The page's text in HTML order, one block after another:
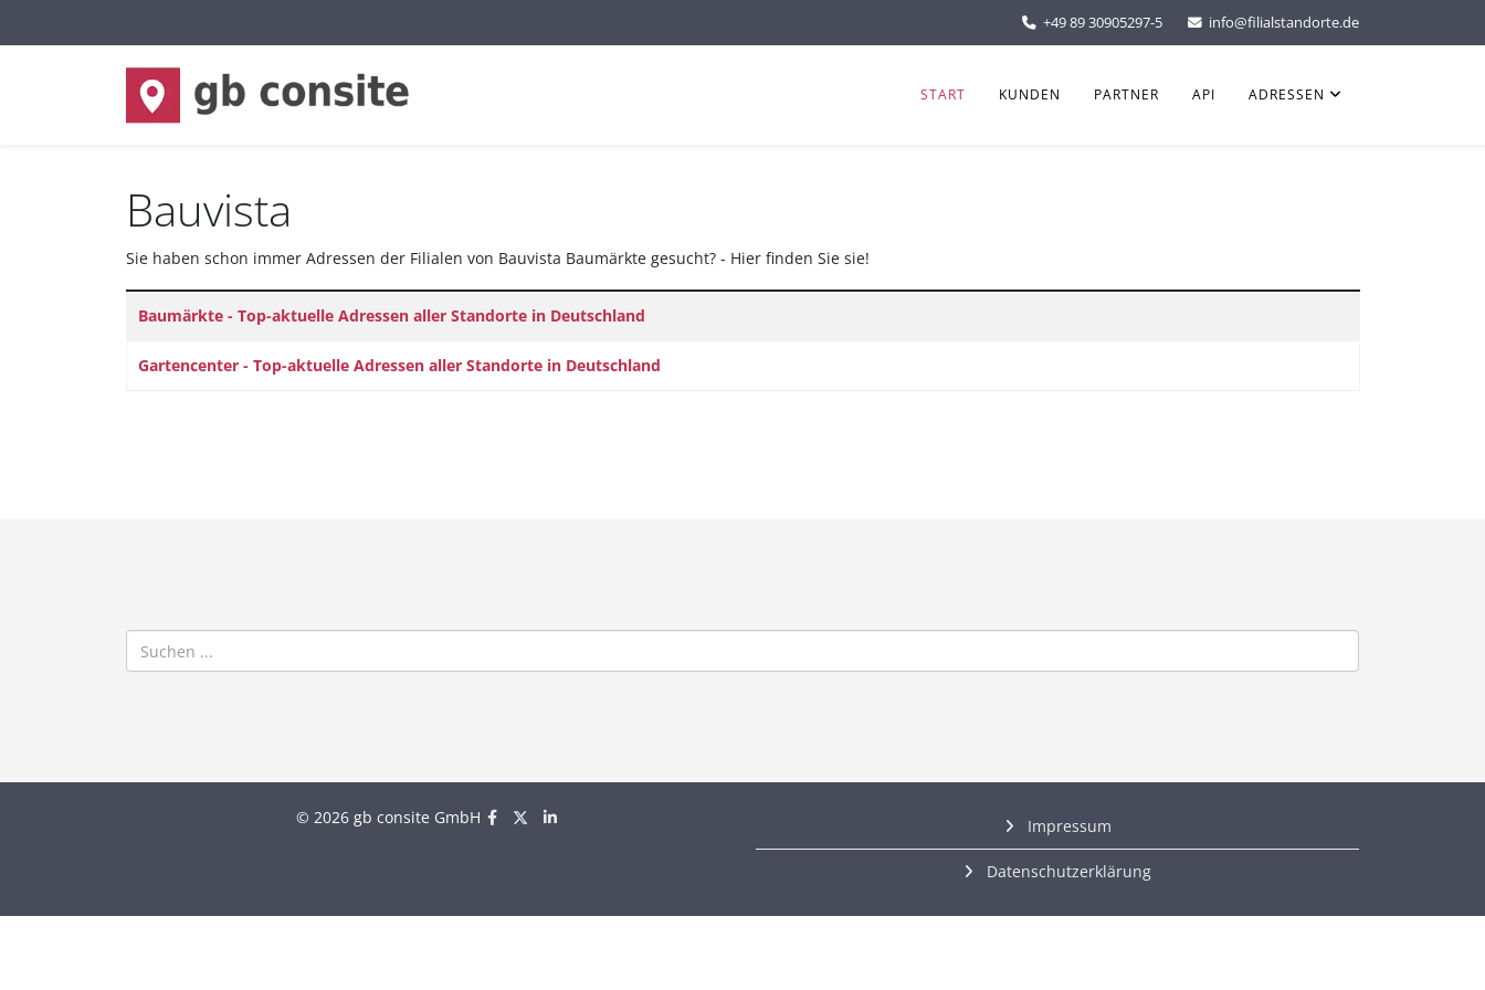
+49 89 30905297-5 info@filialstandorte.de
START KUNDEN PARTNER API ADRESSEN
Bauvista
Sie haben schon immer Adressen der Filialen von Bauvista Baumärkte gesucht? - Hier finden Sie sie!
Titel
Baumärkte - Top-aktuelle Adressen aller Standorte in Deutschland
Gartencenter - Top-aktuelle Adressen aller Standorte in Deutschland
© 2026 gb consite GmbH Impressum
Datenschutzerklärung